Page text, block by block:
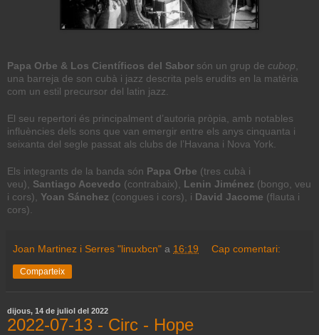
Papa Orbe & Los Científicos del Sabor són un grup de cubop
una barreja de son cubà i jazz descrita pels erudits en la matèria
com un estil precursor del latin jazz.
El seu repertori és principalment d’autoria pròpia, amb notables
influències dels sons que van emergir entre els anys cinquanta i
seixanta del segle passat als clubs de l’Havana i Nova York.
Els integrants de la banda són Papa Orbe (tres cubà i
veu),
Santiago Acevedo (contrabaix), Lenin Jiménez (bongo, veu
i cors),
Yoan Sánchez (congues i cors), i David Jacome (flauta i
cors).
Joan Martinez i Serres "linuxbcn" a 16:19 Cap comentari:
Comparteix
dijous, 14 de juliol del 2022
2022-07-13 - Circ - Hope